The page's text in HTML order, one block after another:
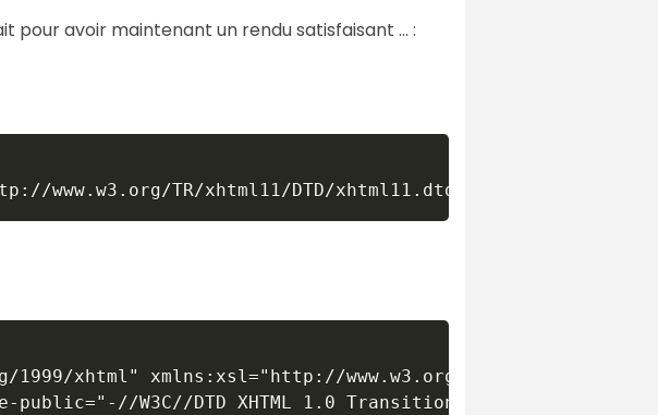
pour avoir maintenant un rendu satisfaisant ... :
xhtml" xmlns:xsl="http://www.w3.org/1999/XSL/
public="-//W3C//DTD XHTML 1.0 Transitional//EN"